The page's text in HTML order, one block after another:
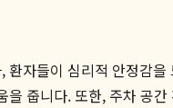
자들이 심리적 안정감
줍니다. 또한, 주차 공